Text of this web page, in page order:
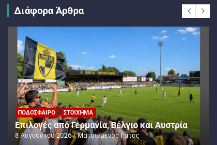
Διάφορα Άρθρα
ΠΟΔΌΣΦΑΙΡΟ ΣΤΟΊΧΗΜΑ
Επιλογές από Γερμανία, Βέλγιο και Αυστρία
8 Αυγούστου 2026 Ματσωμένος Γάτος